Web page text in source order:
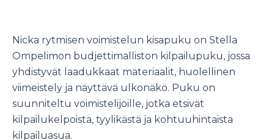
Nicka rytmisen voimistelun kisapuku on Stella
Ompelimon budjettimalliston kilpailupuku, jossa
yhdistyvät laadukkaat materiaalit, huolellinen
viimeistely ja näyttävä ulkonäkö. Puku on
suunniteltu voimistelijoille, jotka etsivät
kilpailukelpoista, tyylikästä ja kohtuuhintaista
kilpailuasua.